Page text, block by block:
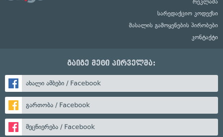
რეკლამა
სარედაქციო კოდექსი
მასალის გამოყენების პირობები
კონტაქტი
გაიგე მეტი პირველმა:
ახალი ამბები / Facebook
გართობა / Facebook
მეცნიერება / Facebook